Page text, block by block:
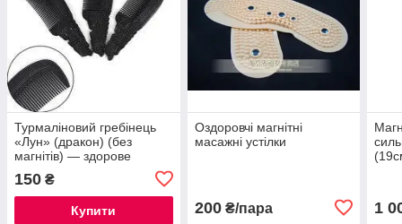
Турмаліновий гребінець
«Лун» (дракон) (без
магнітів) — здорове
150 ₴
Купити
Оздоровчі магнітні
масажні устілки
200₴/пара 1